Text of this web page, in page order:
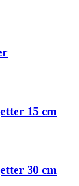
15 cm
30 cm